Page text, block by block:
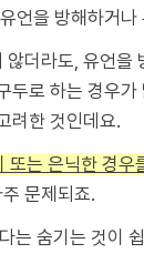
언을 방해하거
더라도, 유언
두로 하는 경우
려한 것인데요.
는 은닉한 경우
문제되죠.
는 숨기는 것이